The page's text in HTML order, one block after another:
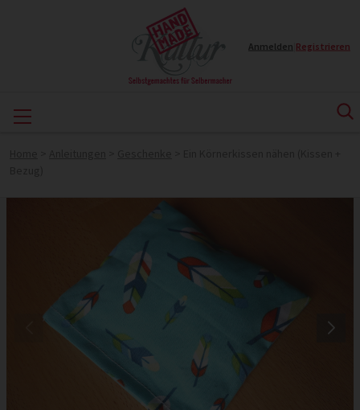
Anmelden Registrieren